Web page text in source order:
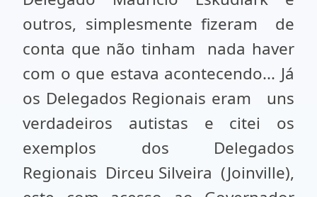
outros, simplesmente fizeram de
conta que não tinham nada haver
com o que estava acontecendo... Já
os Delegados Regionais eram uns
verdadeiros autistas e citei os
exemplos dos Delegados
Regionais Dirceu Silveira (Joinville),